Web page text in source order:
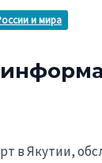
и мира
в Якутии,